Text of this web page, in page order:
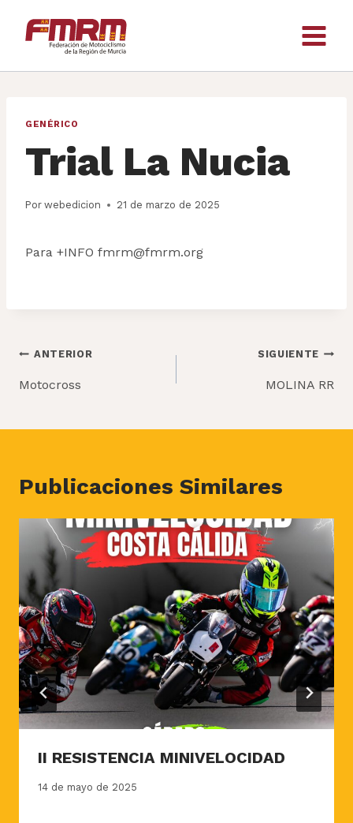
GENÉRICO
Trial La Nucia
Por webedicion 21 de marzo de 2025
Para +INFO fmrm@fmrm.org
Navegación
de
ANTERIOR
Motocross
SIGUIENTE
MOLINA RR
Publicaciones Similares
II RESISTENCIA MINIVELOCIDAD
14 de mayo de 2025